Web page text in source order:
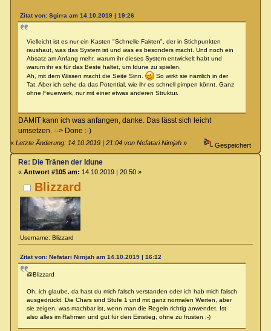
Zitat von: Sgirra am 14.10.2019 | 19:26
Vielleicht ist es nur ein Kasten "Schnelle Fakten", der in Stichpunkten
raushaut, was das System ist und was es besonders macht. Und noch ein
Absatz am Anfang mehr, warum ihr dieses System entwickelt habt und
warum ihr es für das Beste haltet, um Idune zu spielen.
Ah, mit dem Wissen macht die Seite Sinn.
So wirkt sie nämlich in der
Tat. Aber ich sehe da das Potential, wie ihr es schnell pimpen könnt. Ganz
ohne Feuerwerk, nur mit einer etwas anderen Struktur.
DAMIT kann ich was anfangen, danke. Das lässt sich leicht
umsetzen. --> Done :-)
«Letzte Änderung: 14.10.2019 | 21:04 von Nefatari Nimjah » Gespeichert
Blizzard
Username: Blizzard
Re: Die Tränen der Idune
« Antwort #105 am: 14.10.2019 | 20:50 »
Zitat von: Nefatari Nimjah am 14.10.2019 | 16:12
@Blizzard
Oh, ich glaube, da hast du mich falsch verstanden oder ich hab mich falsch
ausgedrückt. Die Chars sind Stufe 1 und mit ganz normalen Werten, aber
sie zeigen, was machbar ist, wenn man die Regeln richtig anwendet. Ist
also alles im Rahmen und gut für den Einstieg, ohne zu frusten :-)